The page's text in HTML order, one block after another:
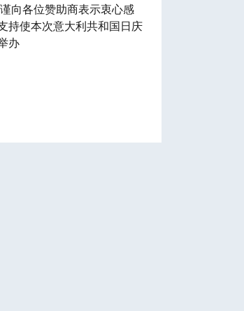
向各位赞助商表示衷心感
持使本次意大利共和国日庆
办
成立80周年广州庆祝活动